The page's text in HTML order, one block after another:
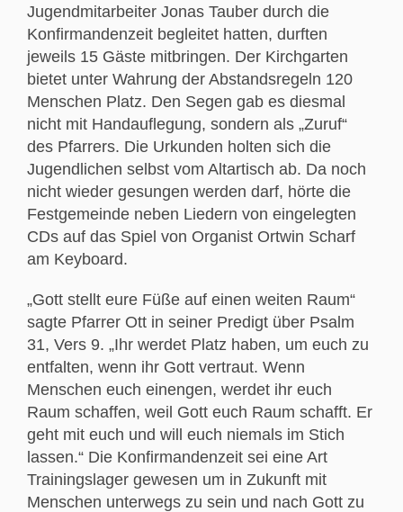
Jugendmitarbeiter Jonas Tauber durch die
Konfirmandenzeit begleitet hatten, durften
jeweils 15 Gäste mitbringen. Der Kirchgarten
bietet unter Wahrung der Abstandsregeln 120
Menschen Platz. Den Segen gab es diesmal
nicht mit Handauflegung, sondern als „Zuruf“
des Pfarrers. Die Urkunden holten sich die
Jugendlichen selbst vom Altartisch ab. Da noch
nicht wieder gesungen werden darf, hörte die
Festgemeinde neben Liedern von eingelegten
CDs auf das Spiel von Organist Ortwin Scharf
am Keyboard.
„Gott stellt eure Füße auf einen weiten Raum“
sagte Pfarrer Ott in seiner Predigt über Psalm
31, Vers 9. „Ihr werdet Platz haben, um euch zu
entfalten, wenn ihr Gott vertraut. Wenn
Menschen euch einengen, werdet ihr euch
Raum schaffen, weil Gott euch Raum schafft. Er
geht mit euch und will euch niemals im Stich
lassen.“ Die Konfirmandenzeit sei eine Art
Trainingslager gewesen um in Zukunft mit
Menschen unterwegs zu sein und nach Gott zu